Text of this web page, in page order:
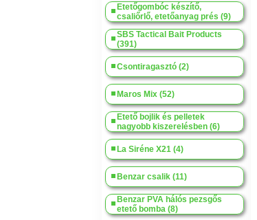
Etetőgombóc készítő,
csaliőrlő, etetőanyag prés (9)
SBS Tactical Bait Products
(391)
Csontiragasztó (2)
Maros Mix (52)
Etető bojlik és pelletek
nagyobb kiszerelésben (6)
La Siréne X21 (4)
Benzar csalik (11)
Benzar PVA hálós pezsgős
etető bomba (8)